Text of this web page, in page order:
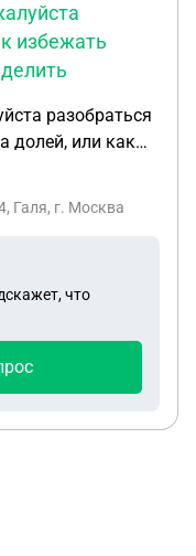
избежать
разобраться
долей, или как
доли
квартира 40
в
чтобы смогла
будем в доме
Галя, г. Москва
что